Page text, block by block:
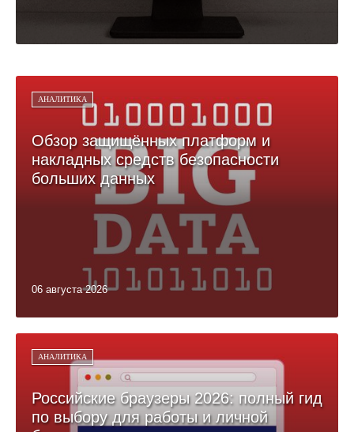
АНАЛИТИКА
Обзор защищённых платформ и
накладных средств безопасности
больших данных
06 августа 2026
АНАЛИТИКА
Российские браузеры 2026: полный гид
по выбору для работы и личной